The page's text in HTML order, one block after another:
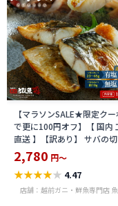
【マラソンSALE★限定クー
で更に100円オフ】【 国内
直送 】【訳あり】 サバの
1kg 選べる 【有塩・骨あり
たは【無塩・骨取り・骨無し
鯖 ノルウェーまたはイギリ
サバの塩焼き サバの味噌
2,780 円～
★★★★★ 4.47
店舗：越前ガニ・鮮魚専門店